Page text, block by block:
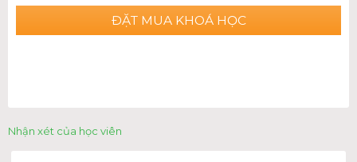
ĐẶT MUA KHOÁ HỌC
Nhận xét của học viên